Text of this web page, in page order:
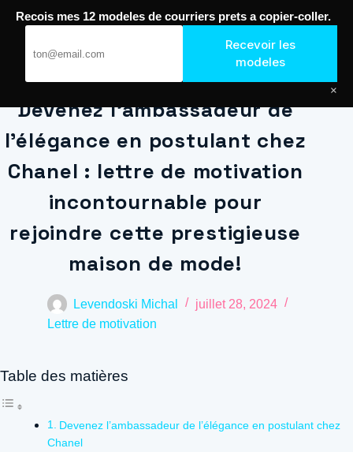
Journal de Geek — Décroche le Job
Devenez l’ambassadeur de
l’élégance en postulant chez
Chanel : lettre de motivation
incontournable pour
rejoindre cette prestigieuse
maison de mode!
Levendoski Michal
juillet 28, 2024
Lettre de motivation
Table des matières
Devenez l’ambassadeur de l’élégance en postulant chez
Chanel
Recois mes 12 modeles de courriers prets a copier-coller.
Recevoir les
modeles
×